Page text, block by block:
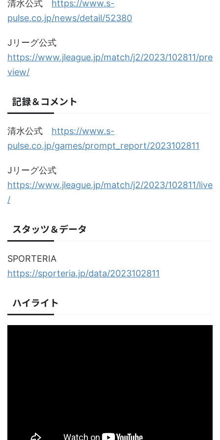
清水公式
https://www.s-
pulse.co.jp/news/detail/52380
Jリーグ公式
https://www.jleague.jp/match/j2/2023/102811/pre
view/
記録＆コメント
清水公式 https://www.s-
pulse.co.jp/games/prompt_report/2023102811
Jリーグ公式
https://www.jleague.jp/match/j2/2023/102811/live
/
スタッツ＆データ
SPORTERIA
https://sporteria.jp/data/2023102811
ハイライト